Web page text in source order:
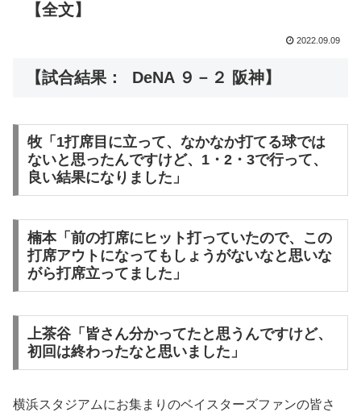
【全文】
2022.09.09
【試合結果： DeNA ９－２ 阪神】
牧「1打席目に立って、なかなか打てる球では
ないと思ったんですけど、1・2・3で行って、
良い結果になりました」
楠本「前の打席にヒット打っていたので、この
打席アウトになってもしょうがないなと思いな
がら打席立ってました」
上茶谷「皆さん分かってたと思うんですけど、
初回は終わったなと思いました」
横浜スタジアムにお集まりのベイスターズファンの皆さ